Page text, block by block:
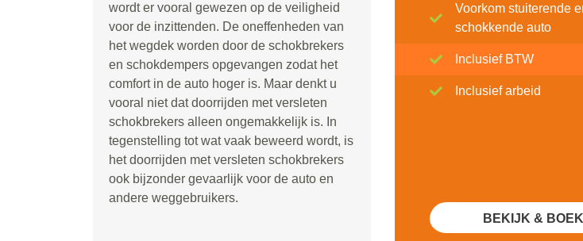
wordt er vooral gewezen op de veiligheid
voor de inzittenden. De oneffenheden van
het wegdek worden door de schokbrekers
en schokdempers opgevangen zodat het
comfort in de auto hoger is. Maar denkt u
vooral niet dat doorrijden met versleten
schokbrekers alleen ongemakkelijk is. In
tegenstelling tot wat vaak beweerd wordt, is
het doorrijden met versleten schokbrekers
ook bijzonder gevaarlijk voor de auto en
andere weggebruikers.
Voorkom stuiterende
schokkende auto
Inclusief BTW
Inclusief arbeid
BEKIJK & BOEK